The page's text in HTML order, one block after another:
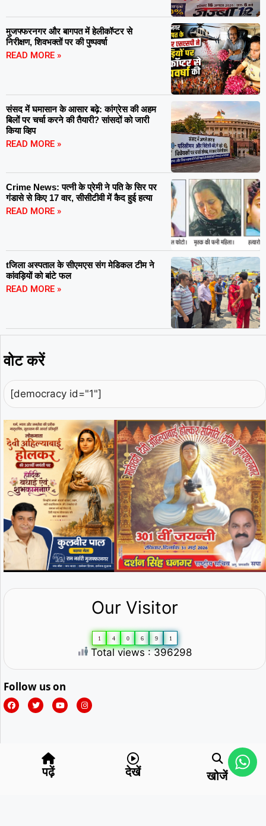
मुजफ्फरनगर और बागपत में हेलीकॉप्टर से
निरीक्षण, शिवभक्तों पर की पुष्पवर्षा
READ MORE »
संसद में घमासान के आसार बढ़े: कांग्रेस की अहम
बिलों पर चर्चा करने की तैयारी? सांसदों को जारी
किया व्हिप
READ MORE »
Crime News: पत्नी के प्रेमी ने पति के सिर पर
गंडासे से किए 17 वार, सीसीटीवी में कैद हुई हत्या
READ MORE »
tजिला अस्पताल के सीएमएस संग मेडिकल टीम ने
कांवड़ियों को बांटे फल
READ MORE »
वोट करें
[democracy id="1"]
Our Visitor
1 4 0 6 9 1
Total views : 396298
Follow us on
पढ़ें देखें खोजें